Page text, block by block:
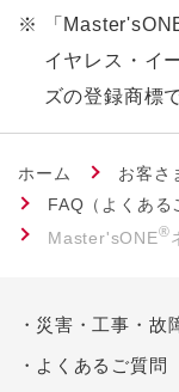
※
「
イヤレス・イ
ズの登録商標
ホーム
お客さ
FAQ（よくある
Master'sONE®
災害・工事・故
よくあるご質問